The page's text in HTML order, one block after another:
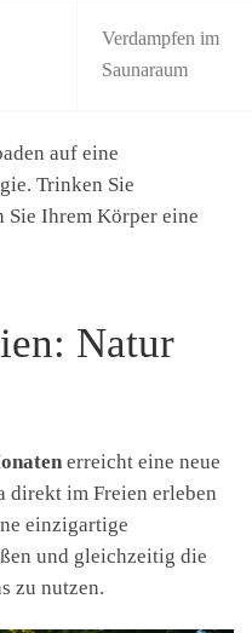
Verdampfen im
Saunaraum
auf eine
Trinken Sie
Sie Ihrem Körper eine
Natur
erreicht eine neue
direkt im Freien erleben
einzigartige
und gleichzeitig die
zu nutzen.